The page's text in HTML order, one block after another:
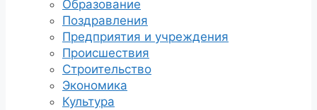
Образование
Поздравления
Предприятия и учреждения
Происшествия
Строительство
Экономика
Культура